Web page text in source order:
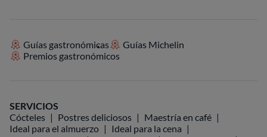
Guías gastronómicas
Guías Michelin
Premios gastronómicos
SERVICIOS
Cócteles
Postres deliciosos
Maestría en café
Ideal para el almuerzo
Ideal para la cena